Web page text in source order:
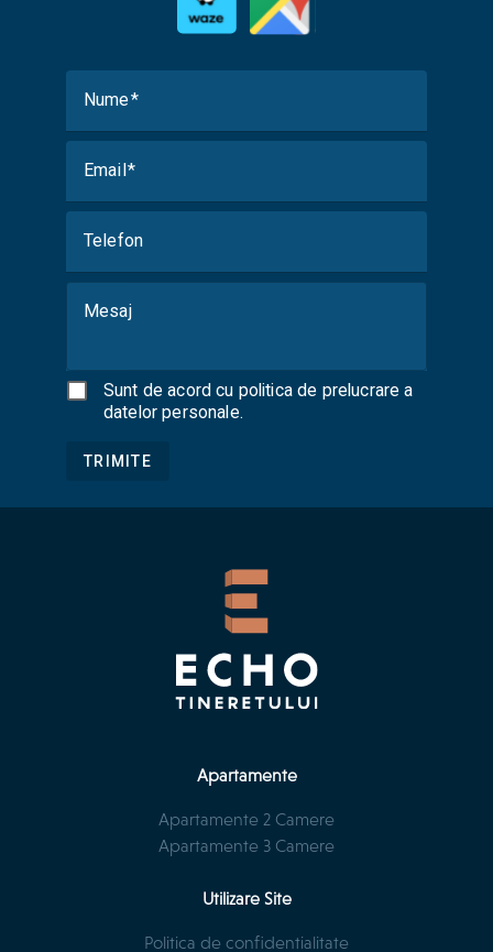
Nume
Email
Telefon
Mesaj
Sunt de acord cu politica de prelucrare a
datelor personale.
TRIMITE
Apartamente
Apartamente 2 Camere
Apartamente 3 Camere
Utilizare Site
Politica de confidentialitate